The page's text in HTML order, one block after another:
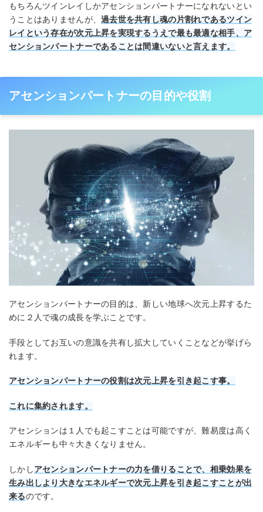
もちろんツインレイしかアセンションパートナーになれないとい
うことはありませんが、過去世を共有し魂の片割れであるツイン
レイという存在が次元上昇を実現するうえで最も最適な相手、ア
センションパートナーであることは間違いないと言えます。
アセンションパートナーの目的や役割
アセンションパートナーの目的は、新しい地球へ次元上昇するた
めに２人で魂の成長を学ぶことです。
手段としてお互いの意識を共有し拡大していくことなどが挙げら
れます。
アセンションパートナーの役割は次元上昇を引き起こす事。
これに集約されます。
アセンションは１人でも起こすことは可能ですが、難易度は高く
エネルギーも中々大きくなりません。
しかしアセンションパートナーの力を借りることで、相乗効果を
生み出しより大きなエネルギーで次元上昇を引き起こすことが出
来るのです。